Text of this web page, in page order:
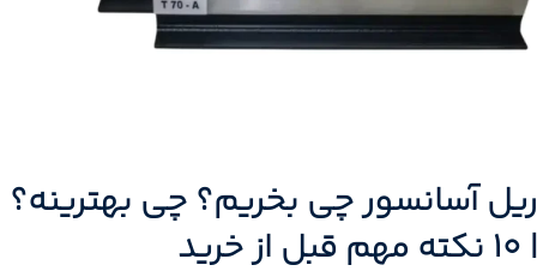
ریل آسانسور چی بخریم؟ چی بهترینه؟
| 10 نکته مهم قبل از خرید